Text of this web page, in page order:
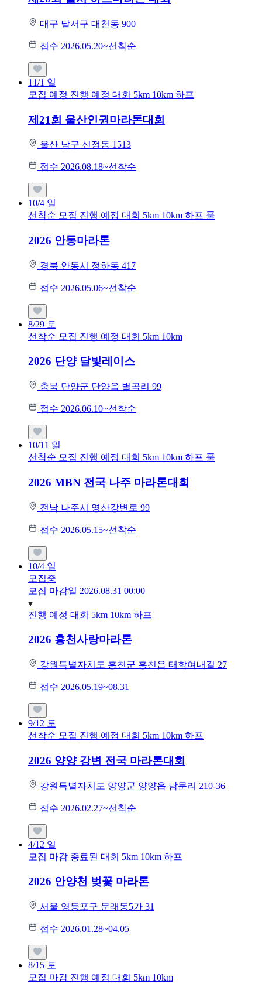
대구 달서구 대천동 900
접수 2026.05.20~선착순
11/1 일
모집 예정 진행 예정 대회 5km 10km 하프
제21회 울산인권마라톤대회
울산 남구 신정동 1513
접수 2026.08.18~선착순
10/4 일
선착순 모집 진행 예정 대회 5km 10km 하프 풀
2026 안동마라톤
경북 안동시 정하동 417
접수 2026.05.06~선착순
8/29 토
선착순 모집 진행 예정 대회 5km 10km
2026 단양 달빛레이스
충북 단양군 단양읍 별곡리 99
접수 2026.06.10~선착순
10/11 일
선착순 모집 진행 예정 대회 5km 10km 하프 풀
2026 MBN 전국 나주 마라톤대회
전남 나주시 영산강변로 99
접수 2026.05.15~선착순
10/4 일
모집중
모집 마감일 2026.08.31 00:00
진행 예정 대회 5km 10km 하프
2026 홍천사랑마라톤
강원특별자치도 홍천군 홍천읍 태학여내길 27
접수 2026.05.19~08.31
9/12 토
선착순 모집 진행 예정 대회 5km 10km 하프
2026 양양 강변 전국 마라톤대회
강원특별자치도 양양군 양양읍 남문리 210-36
접수 2026.02.27~선착순
4/12 일
모집 마감 종료된 대회 5km 10km 하프
2026 안양천 벚꽃 마라톤
서울 영등포구 문래동5가 31
접수 2026.01.28~04.05
8/15 토
모집 마감 진행 예정 대회 5km 10km